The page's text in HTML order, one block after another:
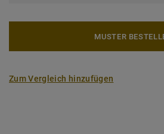
MUSTER
Zum Vergleich hinzufügen